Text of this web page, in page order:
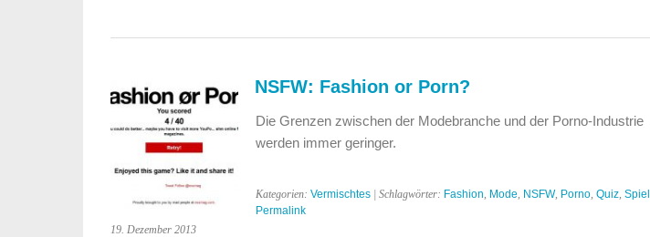
19. Dezember 2013
NSFW: Fashion or Porn?
Die Grenzen zwischen der Modebranche und der Porno-Industrie
werden immer geringer.
Kategorien: Vermischtes| Schlagwörter: Fashion, Mode, NSFW, Porno, Quiz, Spiel
Permalink